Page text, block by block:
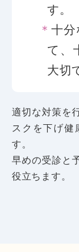
す。
十分
て、
大切
適切な対策を
スクを下げ健
す。
早めの受診と
役立ちます。